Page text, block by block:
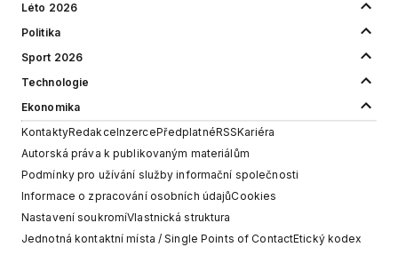
Léto 2026
Politika
Sport 2026
Technologie
Ekonomika
KontaktyRedakceInzercePředplatnéRSSKariéra
Autorská práva k publikovaným materiálům
Podmínky pro užívání služby informační společnosti
Informace o zpracování osobních údajůCookies
Nastavení soukromíVlastnická struktura
Jednotná kontaktní místa / Single Points of ContactEtický kodex